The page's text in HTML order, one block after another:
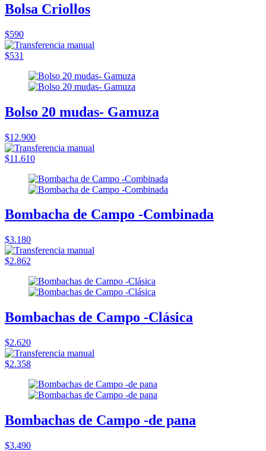
Bolsa Criollos
$590
$531
Bolso 20 mudas- Gamuza
$12.900
$11.610
Bombacha de Campo -Combinada
$3.180
$2.862
Bombachas de Campo -Clásica
$2.620
$2.358
Bombachas de Campo -de pana
$3.490